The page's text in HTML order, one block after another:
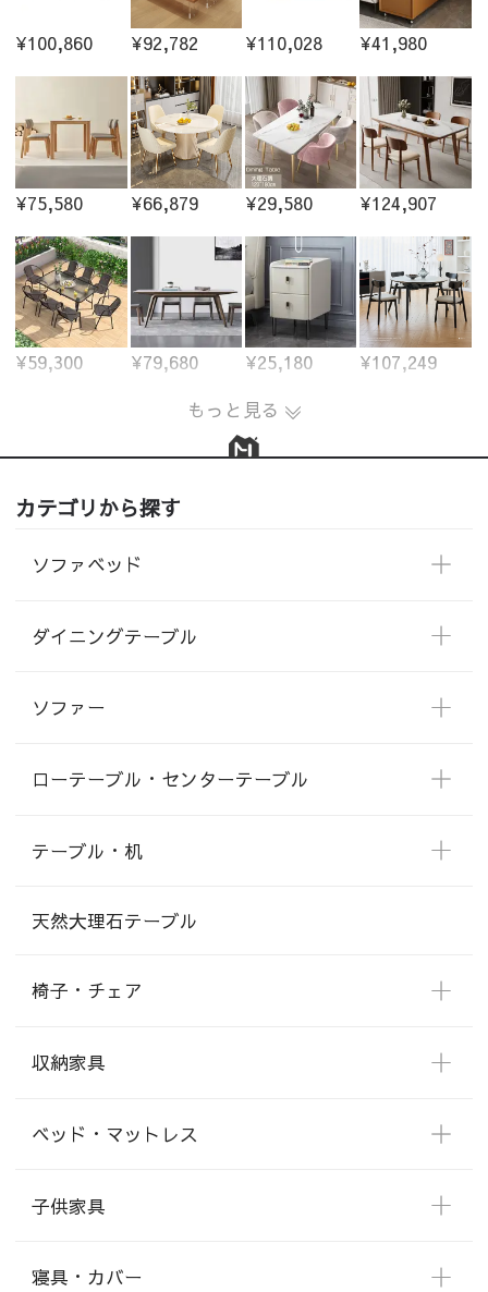
¥100,860 ¥92,782 ¥110,028 ¥41,980
¥75,580 ¥66,879 ¥29,580 ¥124,907
¥59,300 ¥79,680 ¥25,180
¥107,249
もっと見る
カテゴリから探す
ソファベッド
ダイニングテーブル
ソファー
ローテーブル・センターテーブル
テーブル・机
天然大理石テーブル
椅子・チェア
収納家具
ベッド・マットレス
子供家具
寝具・カバー